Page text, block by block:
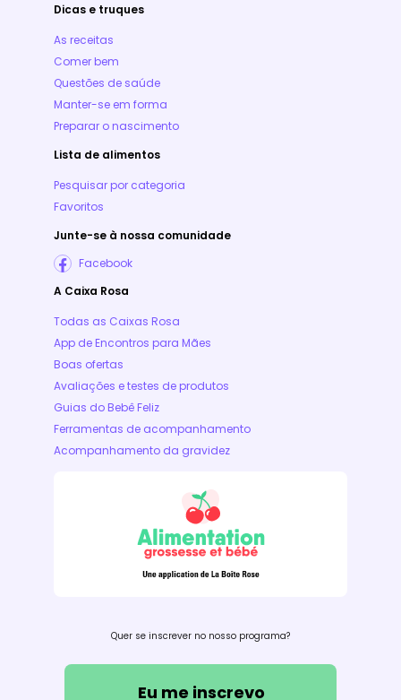
Dicas e truques
As receitas
Comer bem
Questões de saúde
Manter-se em forma
Preparar o nascimento
Lista de alimentos
Pesquisar por categoria
Favoritos
Junte-se à nossa comunidade
Facebook
A Caixa Rosa
Todas as Caixas Rosa
App de Encontros para Mães
Boas ofertas
Avaliações e testes de produtos
Guias do Bebê Feliz
Ferramentas de acompanhamento
Acompanhamento da gravidez
Quer se inscrever no nosso programa?
Eu me inscrevo